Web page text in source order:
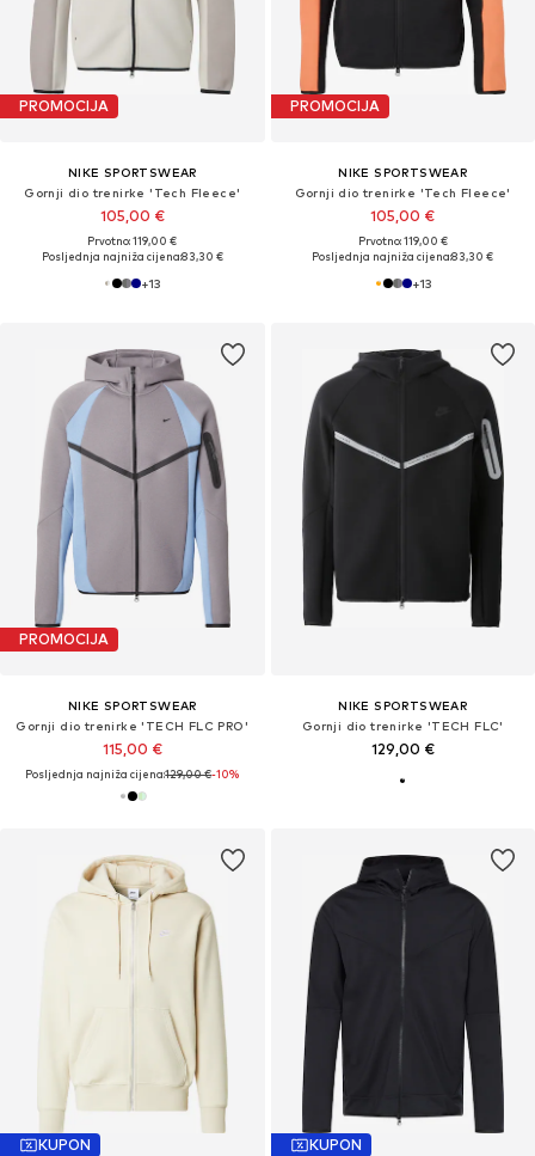
PROMOCIJA
NIKE SPORTSWEAR
Gornji dio trenirke 'Tech Fleece'
105,00 €
Prvotno: 119,00 €
Posljednja najniža cijena:83,30 €
+13
PROMOCIJA
NIKE SPORTSWEAR
Gornji dio trenirke 'Tech Fleece'
105,00 €
Prvotno: 119,00 €
Posljednja najniža cijena:83,30 €
+13
PROMOCIJA
NIKE SPORTSWEAR
Gornji dio trenirke 'TECH FLC PRO'
115,00 €
Posljednja najniža cijena:129,00 €-10%
NIKE SPORTSWEAR
Gornji dio trenirke 'TECH FLC'
129,00 €
KUPON KUPON